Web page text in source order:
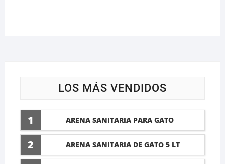
LOS MÁS VENDIDOS
1 ARENA SANITARIA PARA GATO
2 ARENA SANITARIA DE GATO 5 LT